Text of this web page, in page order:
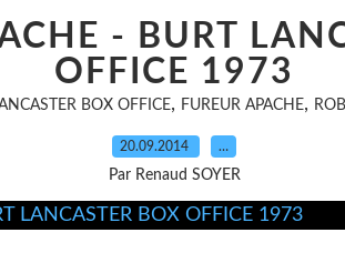
- BURT
OFFICE 1973
BOX OFFICE, FUREUR APACHE,
20.09.2014 …
Par Renaud SOYER